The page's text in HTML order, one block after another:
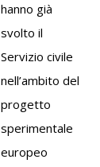
hanno già
svolto il
Servizio civile
nell’ambito del
progetto
sperimentale
europeo